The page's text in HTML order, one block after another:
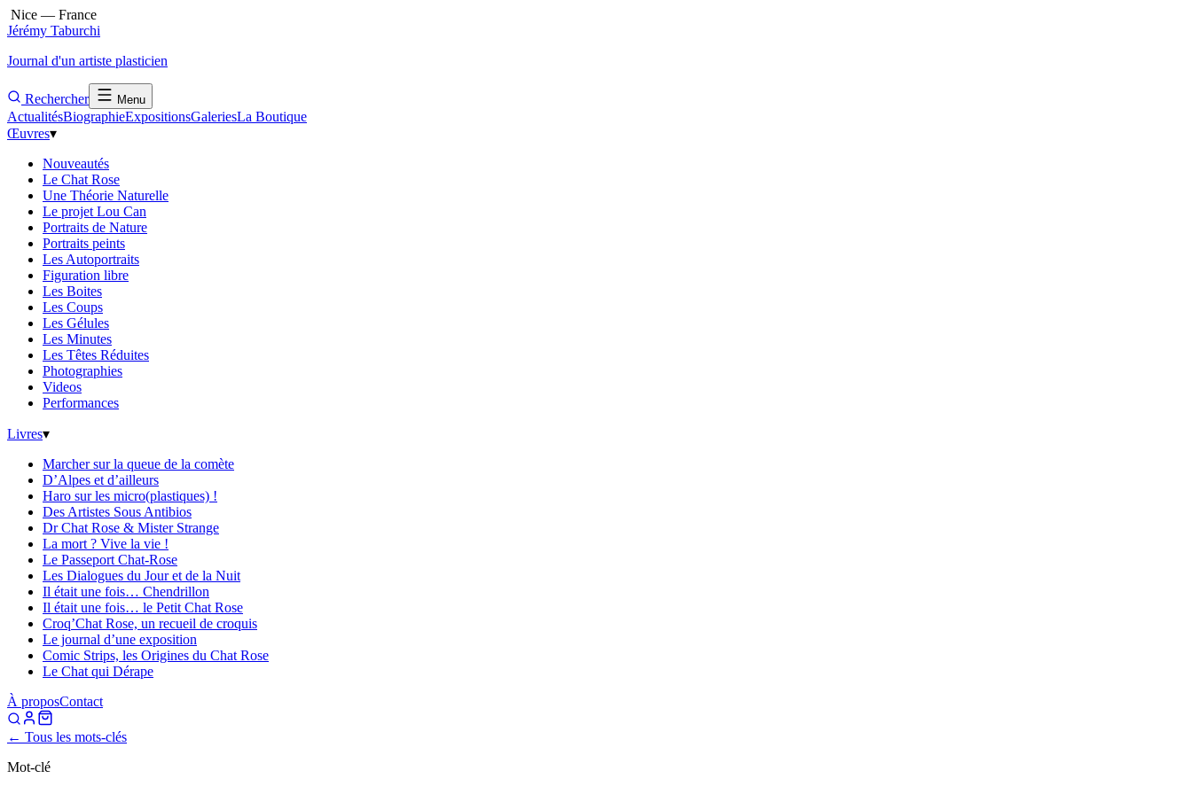
Nice — France
Jérémy Taburchi
Journal d'un artiste plasticien
Rechercher Menu
ActualitésBiographieExpositionsGaleriesLa Boutique
Œuvres▾
Nouveautés
Le Chat Rose
Une Théorie Naturelle
Le projet Lou Can
Portraits de Nature
Portraits peints
Les Autoportraits
Figuration libre
Les Boites
Les Coups
Les Gélules
Les Minutes
Les Têtes Réduites
Photographies
Videos
Performances
Livres▾
Marcher sur la queue de la comète
D’Alpes et d’ailleurs
Haro sur les micro(plastiques) !
Des Artistes Sous Antibios
Dr Chat Rose & Mister Strange
La mort ? Vive la vie !
Le Passeport Chat-Rose
Les Dialogues du Jour et de la Nuit
Il était une fois… Chendrillon
Il était une fois… le Petit Chat Rose
Croq’Chat Rose, un recueil de croquis
Le journal d’une exposition
Comic Strips, les Origines du Chat Rose
Le Chat qui Dérape
À proposContact
← Tous les mots-clés
Mot-clé